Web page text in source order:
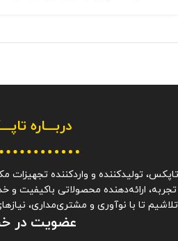
دربـــاره
تجربه، ارائه‌دهنده محصولاتی باکیفیت و
تلاشیم تا با نوآوری و مشتری‌مداری،
عضویت در